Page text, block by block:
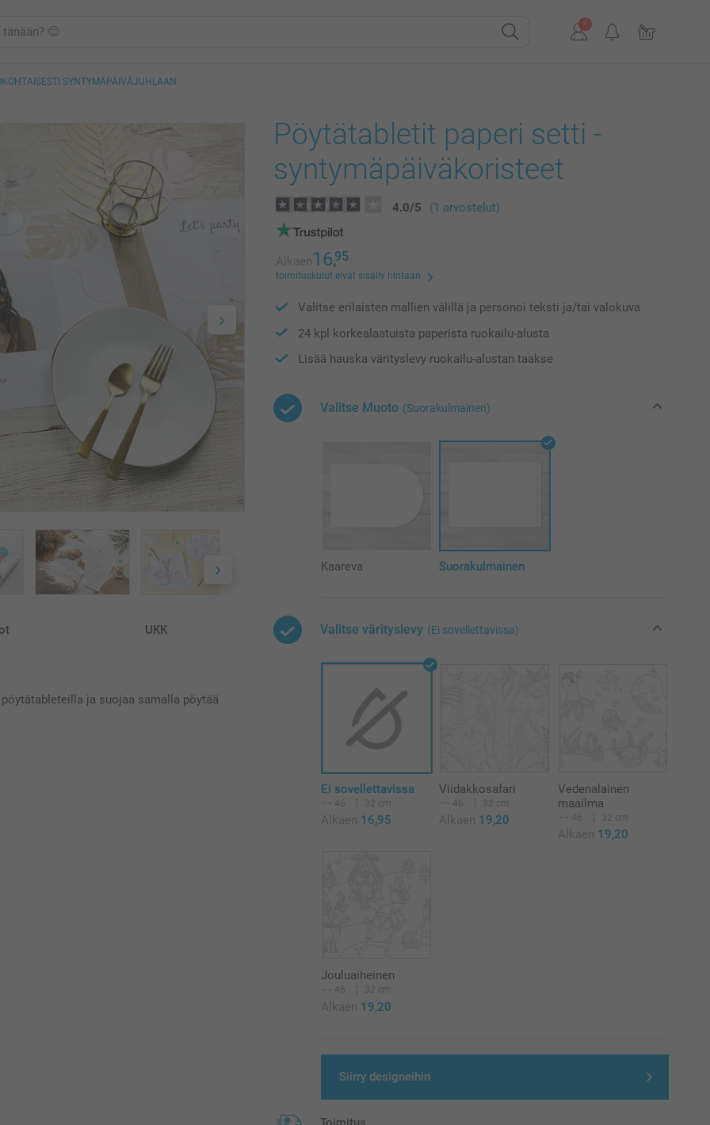
SYNTYMÄPÄIVÄJUHLAAN
UKK
ja suojaa samalla pöytää
Pöytätabletit paperi setti -
syntymäpäiväkoristeet
4.0/5 (1 arvostelut)
Alkaen16,95
toimituskulut eivät sisälly hintaan
Valitse erilaisten mallien välillä ja personoi teksti ja/tai valokuva
24 kpl korkealaatuista paperista ruokailu-alusta
Lisää hauska värityslevy ruokailu-alustan taakse
Valitse Muoto (Suorakulmainen)
Kaareva Suorakulmainen
Valitse värityslevy (Ei sovellettavissa)
Ei sovellettavissa
46 32 cm
Alkaen 16,95
Viidakkosafari
46 32 cm
Alkaen 19,20
Vedenalainen
maailma
46 32 cm
Alkaen 19,20
Jouluaiheinen
46 32 cm
Alkaen 19,20
Siirry designeihin